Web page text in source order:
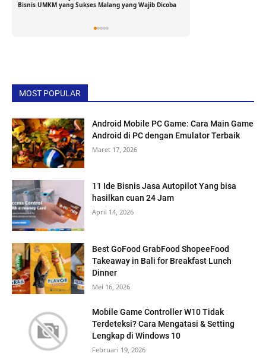
Bisnis UMKM yang Sukses Malang yang Wajib Dicoba
MOST POPULAR
Android Mobile PC Game: Cara Main Game
Android di PC dengan Emulator Terbaik
Maret 17, 2026
11 Ide Bisnis Jasa Autopilot Yang bisa
hasilkan cuan 24 Jam
April 14, 2026
Best GoFood GrabFood ShopeeFood
Takeaway in Bali for Breakfast Lunch
Dinner
Mei 16, 2026
Mobile Game Controller W10 Tidak
Terdeteksi? Cara Mengatasi & Setting
Lengkap di Windows 10
Februari 19, 2026